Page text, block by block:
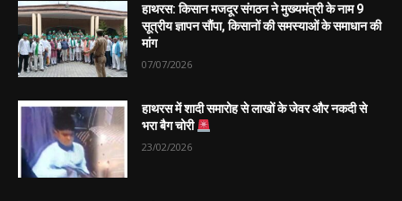
हाथरस: किसान मजदूर संगठन ने मुख्यमंत्री के नाम 9
सूत्रीय ज्ञापन सौंपा, किसानों की समस्याओं के समाधान की
मांग
07/07/2026
हाथरस में शादी समारोह से लाखों के जेवर और नकदी से
भरा बैग चोरी
23/02/2026